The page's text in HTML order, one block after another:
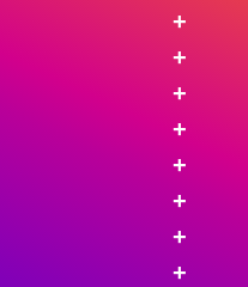
+
+
+
+
+
+
+
+